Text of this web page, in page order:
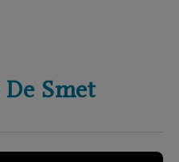
De Smet